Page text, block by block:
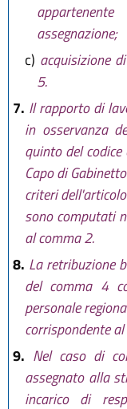
assegnazione;
c) acquisizione
5.
7. Il rapporto di
in osservanza
quinto del
Capo di
criteri
sono computati
al comma 2.
8. La retribuzione
del comma 4
personale
corrispondente
9. Nel caso di
assegnato alla
incarico di